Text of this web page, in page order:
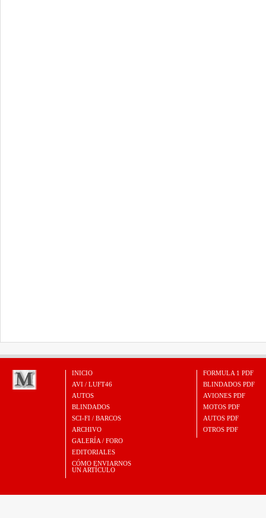
INICIO
AVI / LUFT46
AUTOS
BLINDADOS
SCI-FI / BARCOS
ARCHIVO
GALERÍA / FORO
EDITORIALES
CÓMO ENVIARNOS
UN ARTÍCULO
FORMULA 1 PDF
BLINDADOS PDF
AVIONES PDF
MOTOS PDF
AUTOS PDF
OTROS PDF